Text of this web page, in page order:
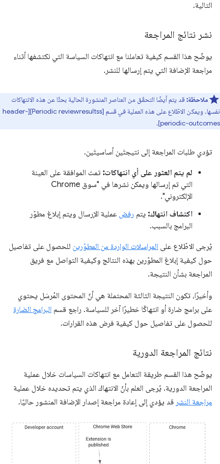
التالية.
نشر نتائج المراجعة
يوضّح هذا القسم كيفية تعاملنا مع انتهاكات السياسة التي نكتشفها أثناء
مراجعة الإضافة التي يتم إرسالها للنشر.
ملاحظة: قد يتم أيضًا التحقّق من العناصر المنشورة الحالية بحثًا عن هذه الانتهاكات
نفسها. ويمكن الاطّلاع على هذه العملية في قسم [Periodic reviewresultss][header-
periodic-outcomes].
تؤدي طلبات المراجعة إلى نتيجتَين أساسيتَين.
لم يتم العثور على أي انتهاكات: تمت الموافقة على العينة
التي تم إرسالها ويمكن نشرها في "سوق Chrome
الإلكتروني".
اكتشاف انتهاك: يتم رفض عملية الإرسال ويتم إبلاغ مطوّر
البرامج بالسبب.
يُرجى الاطّلاع على المراسلات الواردة من المطوّرين للحصول على تفاصيل
حول كيفية إبلاغ المطوّرين بهذه النتائج وكيفية التواصل مع فريق
المراجعة بشأن النتيجة.
وأخيرًا، تكون النتيجة الثالثة المحتملة هي أنّ المحتوى المُرسَل يحتوي
على برامج ضارة أو انتهاكًا خطيرًا آخر للسياسة. راجع قسم البرامج الضارة
للحصول على تفاصيل حول كيفية فرض هذه القرارات.
نتائج المراجعة الدورية
يوضّح هذا القسم طريقة التعامل مع انتهاكات السياسات خلال عملية
المراجعة الدورية. يُرجى العلم بأنّ الانتهاك الذي يتم تحديده خلال عملية
مراجعة النشر قد يؤدي إلى إعادة مراجعة إصدار الإضافة المنشور حاليًا.